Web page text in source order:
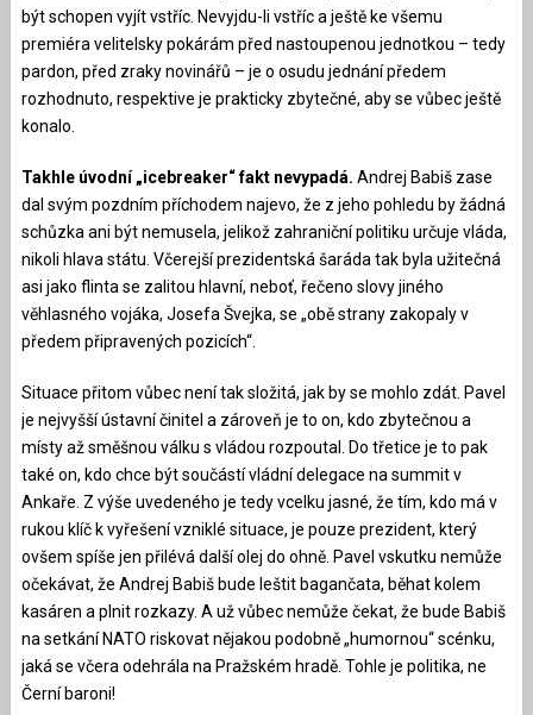
být schopen vyjít vstříc. Nevyjdu-li vstříc a ještě ke všemu
premiéra velitelsky pokárám před nastoupenou jednotkou – tedy
pardon, před zraky novinářů – je o osudu jednání předem
rozhodnuto, respektive je prakticky zbytečné, aby se vůbec ještě
konalo.
Takhle úvodní „icebreaker“ fakt nevypadá. Andrej Babiš zase
dal svým pozdním příchodem najevo, že z jeho pohledu by žádná
schůzka ani být nemusela, jelikož zahraniční politiku určuje vláda,
nikoli hlava státu. Včerejší prezidentská šaráda tak byla užitečná
asi jako flinta se zalitou hlavní, neboť, řečeno slovy jiného
věhlasného vojáka, Josefa Švejka, se „obě strany zakopaly v
předem připravených pozicích“.
Situace přitom vůbec není tak složitá, jak by se mohlo zdát. Pavel
je nejvyšší ústavní činitel a zároveň je to on, kdo zbytečnou a
místy až směšnou válku s vládou rozpoutal. Do třetice je to pak
také on, kdo chce být součástí vládní delegace na summit v
Ankaře. Z výše uvedeného je tedy vcelku jasné, že tím, kdo má v
rukou klíč k vyřešení vzniklé situace, je pouze prezident, který
ovšem spíše jen přilévá další olej do ohně. Pavel vskutku nemůže
očekávat, že Andrej Babiš bude leštit bagančata, běhat kolem
kasáren a plnit rozkazy. A už vůbec nemůže čekat, že bude Babiš
na setkání NATO riskovat nějakou podobně „humornou“ scénku,
jaká se včera odehrála na Pražském hradě. Tohle je politika, ne
Černí baroni!